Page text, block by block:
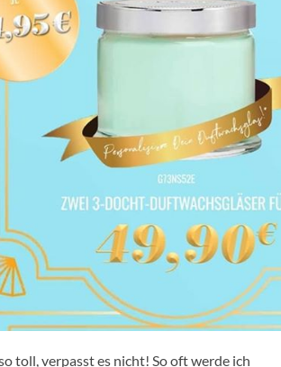
toll, verpasst es nicht! So oft werde ich